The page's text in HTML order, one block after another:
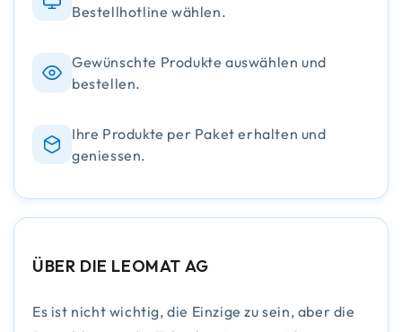
Bestellhotline wählen.
Gewünschte Produkte auswählen und
bestellen.
Ihre Produkte per Paket erhalten und
geniessen.
ÜBER DIE LEOMAT AG
Es ist nicht wichtig, die Einzige zu sein, aber die